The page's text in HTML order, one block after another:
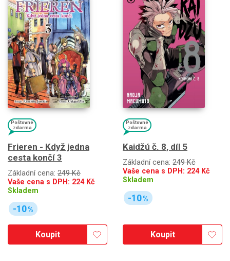
Poštovné
zdarma
Frieren - Když jedna
cesta končí 3
Základní cena: 249 Kč
Vaše cena s DPH: 224Kč
Skladem
-10%
Koupit
Poštovné
zdarma
Kaidžú č. 8, díl 5
Základní cena: 249 Kč
Vaše cena s DPH: 224Kč
Skladem
-10%
Koupit